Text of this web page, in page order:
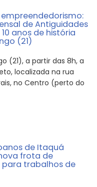
de
Parque
Cartão
de Antiguidades
anos de história
(21)
(21), a partir das 8h, a
localizada na rua
no Centro (perto do
de Itaquá
frota de
trabalhos de